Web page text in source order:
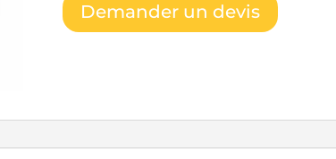
Demander un devis